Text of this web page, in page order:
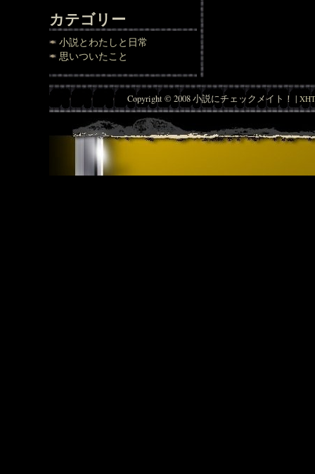
カテゴリー
小説とわたしと日常
思いついたこと
Copyright © 2008 小説にチェックメイト！ |